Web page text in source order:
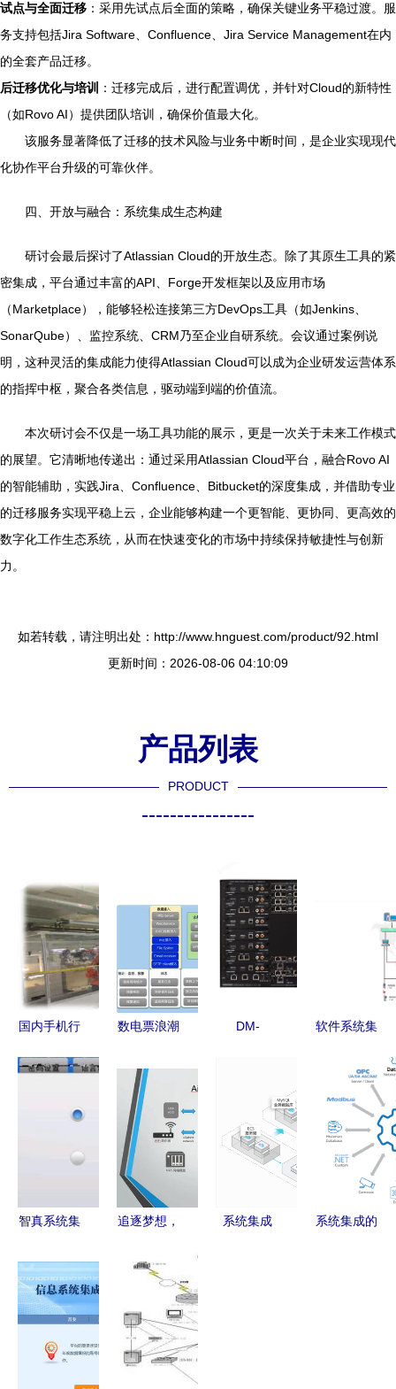
试点与全面迁移 ：采用先试点后全面的策略，确保关键业务平稳过渡。服
务支持包括Jira Software、Confluence、Jira Service Management在内
的全套产品迁移。
后迁移优化与培训
：迁移完成后，进行配置调优，并针对Cloud的新特性
（如Rovo AI）提供团队培训，确保价值最大化。
该服务显著降低了迁移的技术风险与业务中断时间，是企业实现现代
化协作平台升级的可靠伙伴。
四、开放与融合：系统集成生态构建
研讨会最后探讨了Atlassian Cloud的开放生态。除了其原生工具的紧
密集成，平台通过丰富的API、Forge开发框架以及应用市场
（Marketplace），能够轻松连接第三方DevOps工具（如Jenkins、
SonarQube）、监控系统、CRM乃至企业自研系统。会议通过案例说
明，这种灵活的集成能力使得Atlassian Cloud可以成为企业研发运营体系
的指挥中枢，聚合各类信息，驱动端到端的价值流。
本次研讨会不仅是一场工具功能的展示，更是一次关于未来工作模式
的展望。它清晰地传递出：通过采用Atlassian Cloud平台，融合Rovo AI
的智能辅助，实践Jira、Confluence、Bitbucket的深度集成，并借助专业
的迁移服务实现平稳上云，企业能够构建一个更智能、更协同、更高效的
数字化工作生态系统，从而在快速变化的市场中持续保持敏捷性与创新
力。
如若转载，请注明出处：http://www.hnguest.com/product/92.html
更新时间：2026-08-06 04:10:09
产品列表
PRODUCT
----------------
国内手机行
商十强盘点
数电票浪潮
X-Bridge构
建企业互联
新桥梁
DM-
在分布式矩
阵系统中的
应用与集成
软件系统集
源业务的端
到端智能与
转型
智真系统集
视讯产品集
成常见问题
详解
追逐梦想，
2021柏韵
pureaudio
新产品发布
会系统集成
系统集成
系统集成的